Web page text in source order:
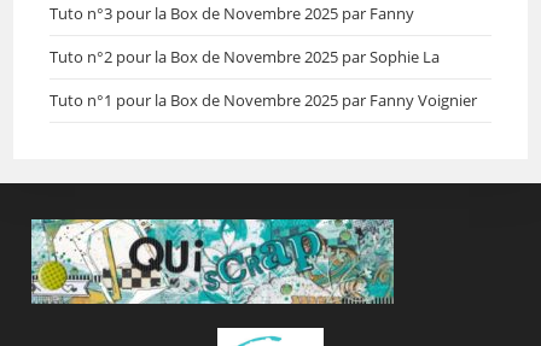
Tuto n°3 pour la Box de Novembre 2025 par Fanny
Tuto n°2 pour la Box de Novembre 2025 par Sophie La
Tuto n°1 pour la Box de Novembre 2025 par Fanny Voignier